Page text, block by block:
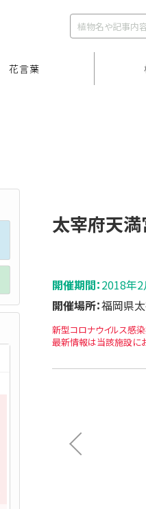
花言葉
太宰府天
開催期間：2018年2
開催場所：福岡県
新型コロナウイルス感
最新情報は当該施設に